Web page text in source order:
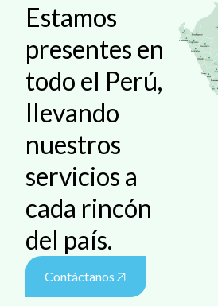
Estamos
presentes en
todo el Perú,
llevando
nuestros
servicios a
cada rincón
del país.
Contáctanos